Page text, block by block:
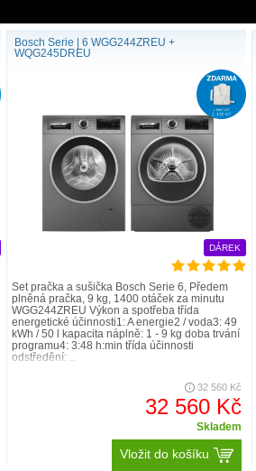
Bosch Serie | 6 WGG244ZREU +
WQG245DREU
DÁREK
Set pračka a sušička Bosch Serie 6, Předem
plněná pračka, 9 kg, 1400 otáček za minutu
WGG244ZREU Výkon a spotřeba třída
energetické účinnosti1: A energie2 / voda3: 49
kWh / 50 l kapacita náplně: 1 - 9 kg doba trvání
programu4: 3:48 h:min třída účinnosti
odstředění: ..
32 560 Kč
32 560 Kč
Skladem
Vložit do košíku